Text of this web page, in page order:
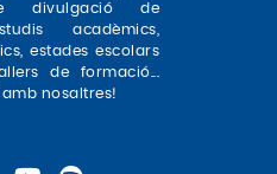
divulgació de
acadèmics,
estades escolars
de formació...
nosaltres!